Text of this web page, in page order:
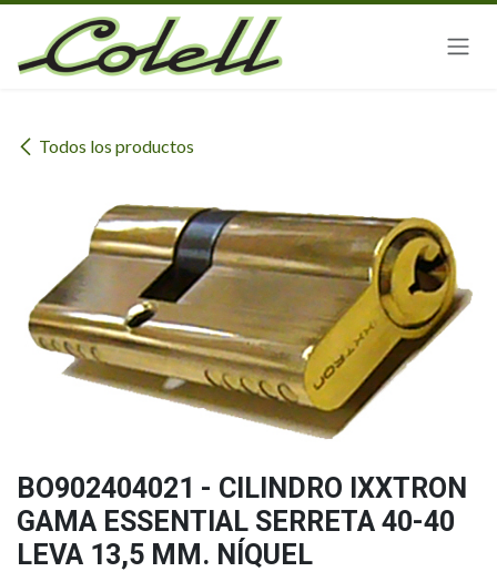
Ir al contenido
Todos los productos
BO902404021 - CILINDRO IXXTRON
GAMA ESSENTIAL SERRETA 40-40
LEVA 13,5 MM. NÍQUEL